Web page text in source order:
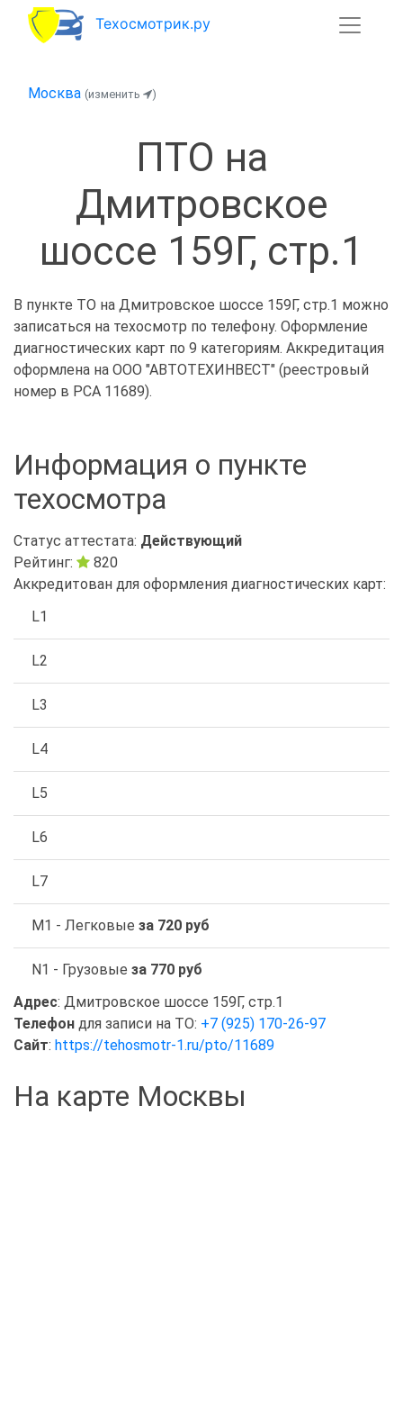
Техосмотрик.ру
Москва (изменить )
ПТО на
Дмитровское
шоссе 159Г, стр.1
В пункте ТО на Дмитровское шоссе 159Г, стр.1 можно
записаться на техосмотр по телефону. Оформление
диагностических карт по 9 категориям. Аккредитация
оформлена на ООО "АВТОТЕХИНВЕСТ" (реестровый
номер в РСА 11689).
Информация о пункте
техосмотра
Статус аттестата: Действующий
Рейтинг:
820
Аккредитован для оформления диагностических карт:
L1
L2
L3
L4
L5
L6
L7
M1 - Легковые за 720 руб
N1 - Грузовые за 770 руб
Адрес: Дмитровское шоссе 159Г, стр.1
Телефон для записи на ТО: +7 (925) 170-26-97
Сайт: https://tehosmotr-1.ru/pto/11689
На карте Москвы